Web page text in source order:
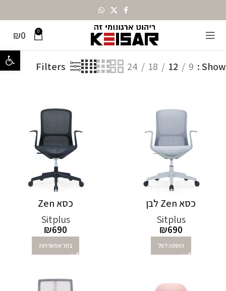
פתח
0
₪0
מותגים Sitplusמציג 1–12 מתוך 40 תוצאות
Show
9
12
18
24
Filters
כסא Zen לבן
Sitplus
₪690
הוספה לסל
כסא Zen
Sitplus
₪690
בחר אפשרויות